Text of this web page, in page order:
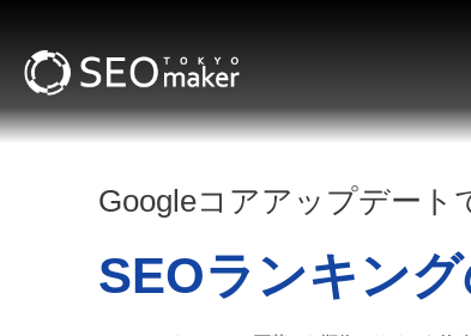
Googleコアアップデート
SEOランキン